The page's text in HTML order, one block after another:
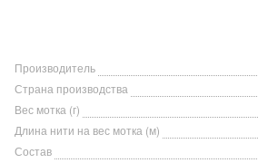
Производитель
Страна производства
Вес мотка (г)
Длина нити на вес мотка (м)
Состав